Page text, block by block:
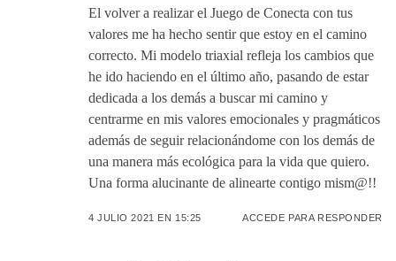
El volver a realizar el Juego de Conecta con tus
valores me ha hecho sentir que estoy en el camino
correcto. Mi modelo triaxial refleja los cambios que
he ido haciendo en el último año, pasando de estar
dedicada a los demás a buscar mi camino y
centrarme en mis valores emocionales y pragmáticos
además de seguir relacionándome con los demás de
una manera más ecológica para la vida que quiero.
Una forma alucinante de alinearte contigo mism@!!
4 JULIO 2021 EN 15:25 ACCEDE PARA RESPONDER